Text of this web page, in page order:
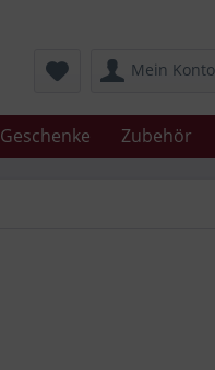
Mein Konto
Geschenke Zubehör